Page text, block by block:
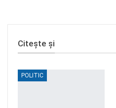
Citește și
POLITIC